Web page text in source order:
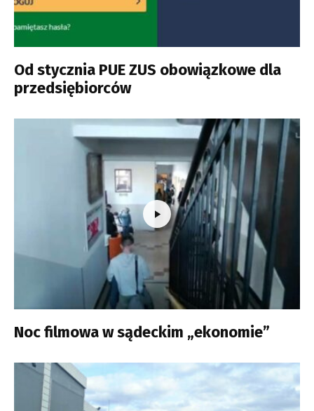
Od stycznia PUE ZUS obowiązkowe dla
przedsiębiorców
Noc filmowa w sądeckim „ekonomie”